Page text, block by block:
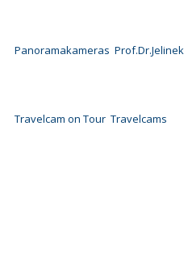
Panoramakameras Prof.Dr.Jelinek
Travelcam on Tour Travelcams